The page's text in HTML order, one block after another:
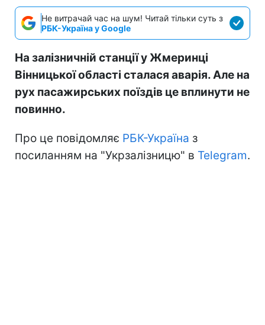
Не витрачай час на шум! Читай тільки суть з
РБК-Україна у Google
На залізничній станції у Жмеринці
Вінницької області сталася аварія. Але на
рух пасажирських поїздів це вплинути не
повинно.
Про це повідомляє РБК-Україна з
посиланням на "Укрзалізницю" в Telegram.